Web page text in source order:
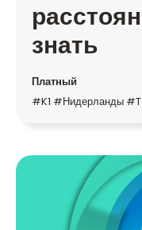
знать
Платный
#K1 #Нидерланды